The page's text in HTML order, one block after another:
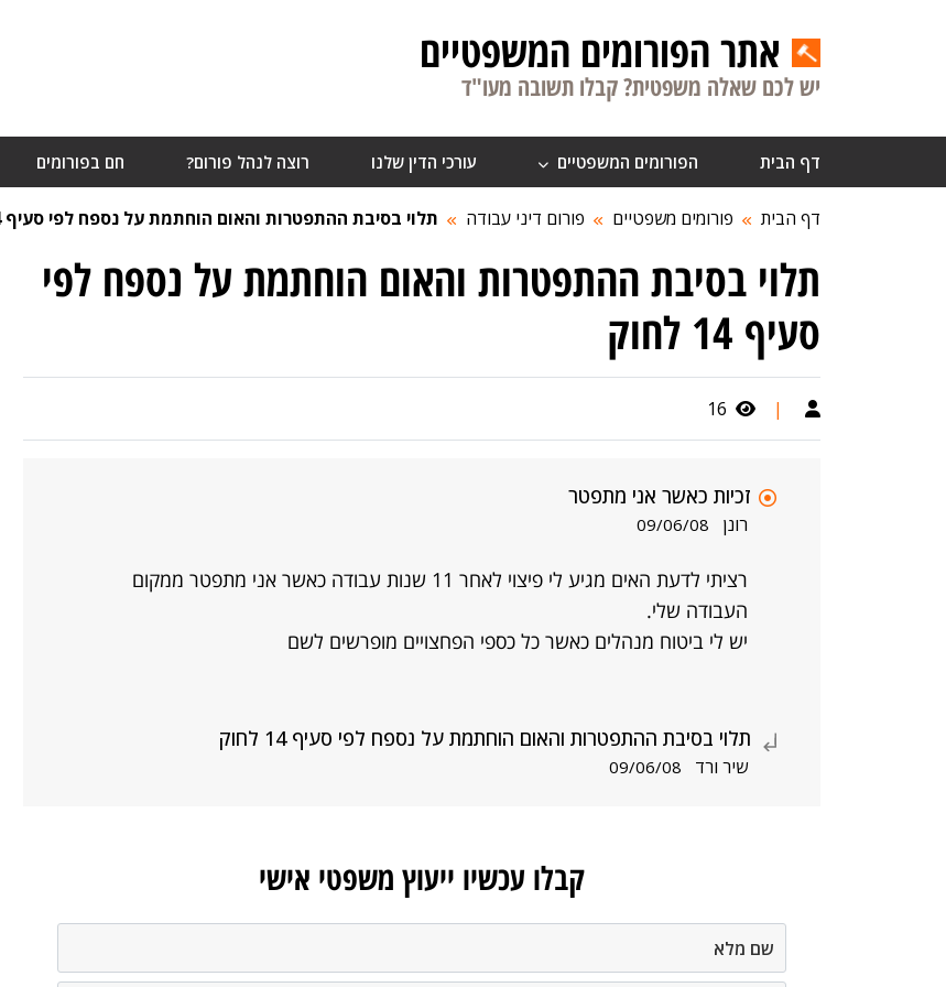
אתר הפורומים המשפטיים
יש לכם שאלה משפטית? קבלו תשובה מעו"ד
דף הבית הפורומים המשפטיים עורכי הדין שלנו רוצה לנהל פורום? חם בפורומים
דף הבית פורומים משפטיים פורום דיני עבודה תלוי בסיבת ההתפטרות והאום הוחתמת על נספח לפי סעיף 14 לחוק
תלוי בסיבת ההתפטרות והאום הוחתמת על נספח לפי
סעיף 14 לחוק
|
16
זכיות כאשר אני מתפטר
רונן 09/06/08
רציתי לדעת האים מגיע לי פיצוי לאחר 11 שנות עבודה כאשר אני מתפטר ממקום
העבודה שלי.
יש לי ביטוח מנהלים כאשר כל כספי הפחצויים מופרשים לשם
תלוי בסיבת ההתפטרות והאום הוחתמת על נספח לפי סעיף 14 לחוק
שיר ורד 09/06/08
קבלו עכשיו ייעוץ משפטי אישי